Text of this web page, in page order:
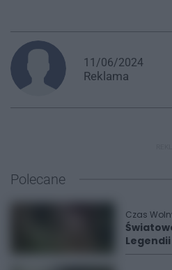
11/06/2024
Reklama
Polecane
Czas
Legendii